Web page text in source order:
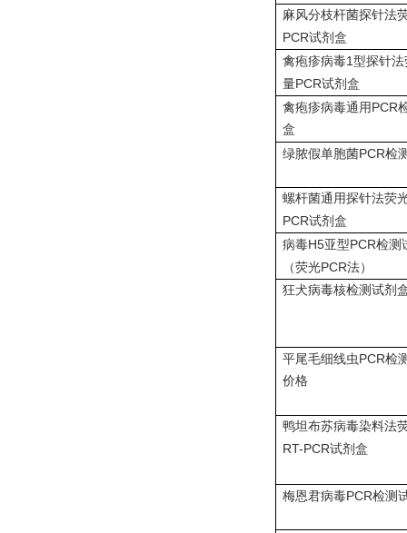
麻风分枝杆菌探针法
PCR试剂盒
禽疱疹病毒1 型探针
量PCR试剂盒
禽疱疹病毒通用 PCR
盒
绿脓假单胞菌PCR检
螺杆菌通用探针法荧
PCR试剂盒
病毒H5亚型PCR检测
（荧光PCR法）
狂犬病毒核检测试剂
平尾毛细线虫PCR检
价格
鸭坦布苏病毒染料法
RT-PCR试剂盒
梅恩君病毒PCR检测